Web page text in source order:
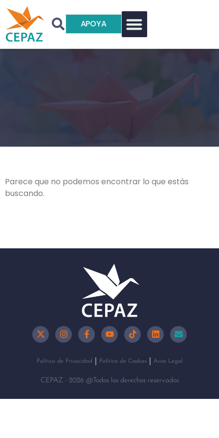
APOYA
Parece que no podemos encontrar lo que estás
buscando.
Política de Privacidad Política de Cookies Aviso Legal
CEPAZ - 2026 @Todos los derechos reservados